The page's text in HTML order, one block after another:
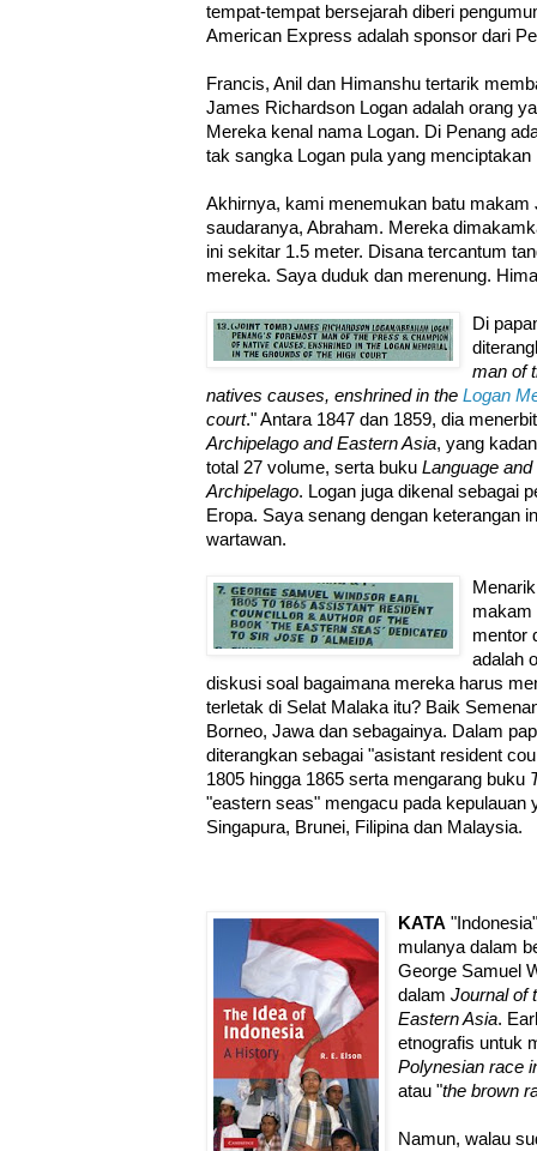
tempat-tempat bersejarah diberi
American Express adalah sponsor dari
Francis, Anil dan Himanshu tertarik
James Richardson Logan adalah orang
Mereka kenal nama Logan. Di Penang
tak sangka Logan pula yang menciptakan
Akhirnya, kami menemukan batu
saudaranya, Abraham. Mereka
ini sekitar 1.5 meter. Disana tercantum
mereka. Saya duduk dan merenung.
Di
man of
natives causes, enshrined in the Logan
court." Antara 1847 dan 1859, dia
Archipelago and Eastern Asia, yang
total 27 volume, serta buku Language
Archipelago. Logan juga dikenal sebagai
Eropa. Saya senang dengan keterangan
wartawan.
makam
mentor
adalah
diskusi soal bagaimana mereka harus
terletak di Selat Malaka itu? Baik
Borneo, Jawa dan sebagainya. Dalam
diterangkan sebagai "asistant resident
1805 hingga 1865 serta mengarang buku
"eastern seas" mengacu pada kepulauan
Singapura, Brunei, Filipina dan Malaysia.
KATA
mulanya dalam
George Samuel
dalam Journal of
Eastern Asia.
etnografis untuk
Polynesian race
atau "the brown
Namun, walau